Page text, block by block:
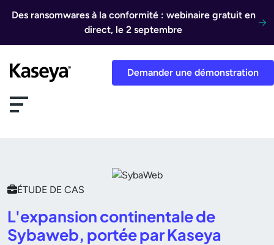
Des ransomwares à la conformité : webinaire gratuit en
direct, le 2 septembre
Demander une démonstration
ÉTUDE DE CAS
L'expansion continentale de
Sybaweb, portée par Kaseya